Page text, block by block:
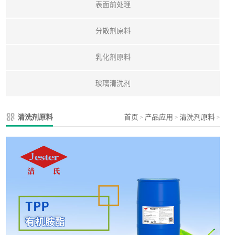
表面前处理
分散剂原料
乳化剂原料
玻璃清洗剂
清洗剂原料 首页 > 产品应用 > 清洗剂原料 >